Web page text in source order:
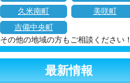
久米南町
美咲町
吉備中央町
その他の地域の方もご相談ください！
最新情報